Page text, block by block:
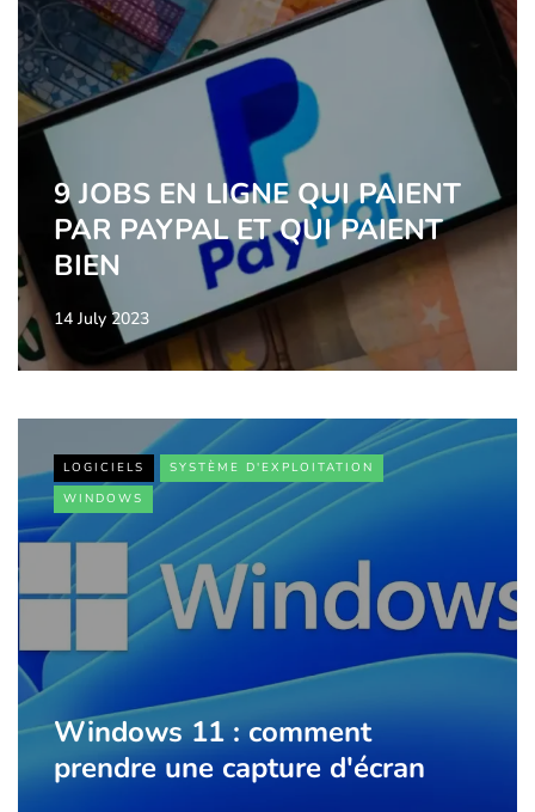
9 JOBS EN LIGNE QUI PAIENT
PAR PAYPAL ET QUI PAIENT
BIEN
14 July 2023
LOGICIELS
SYSTÈME D'EXPLOITATION
WINDOWS
Windows 11 : comment
prendre une capture d'écran